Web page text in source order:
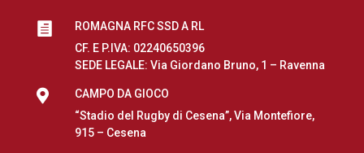

ROMAGNA RFC SSD A RL
CF. E P.IVA: 02240650396
SEDE LEGALE: Via Giordano Bruno, 1 – Ravenna

CAMPO DA GIOCO
“Stadio del Rugby di Cesena”, Via Montefiore,
915 – Cesena